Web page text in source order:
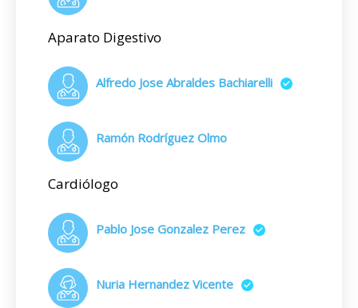
Aparato Digestivo
Alfredo Jose Abraldes Bachiarelli
Ramón Rodríguez Olmo
Cardiólogo
Pablo Jose Gonzalez Perez
Nuria Hernandez Vicente